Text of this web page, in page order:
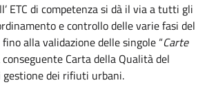
ETC di competenza si dà il via a tutti gli
e controllo delle varie fasi del
alla validazione delle singole “Carte
conseguente Carta della Qualità del
dei rifiuti urbani.